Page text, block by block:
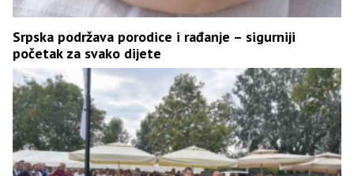
Srpska podržava porodice i rađanje – sigurniji
početak za svako dijete